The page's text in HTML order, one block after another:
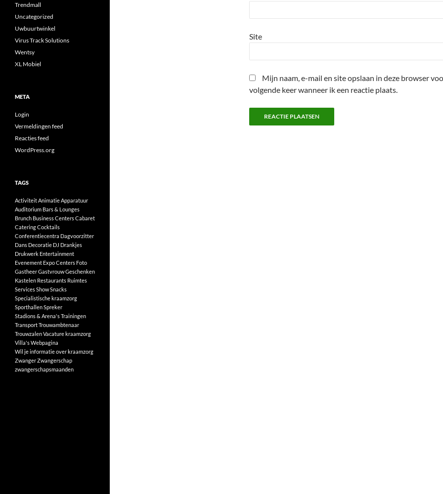
Site
Mijn naam, e-mail en site opslaan in deze browser
volgende keer wanneer ik een reactie plaats.
Trendmall
Uncategorized
Uwbuurtwinkel
Virus Track Solutions
Wentsy
XL Mobiel
META
Login
Vermeldingen feed
Reacties feed
WordPress.org
TAGS
ActiviteitAnimatieApparatuur
Auditorium Bars & Lounges
Brunch Business CentersCabaret
CateringCocktails
Conferentiecentra Dagvoorzitter
Dans Decoratie DJ Drankjes
Drukwerk Entertainment
Evenement Expo Centers Foto
GastheerGastvrouwGeschenken
Kastelen Restaurants Ruimtes
ServicesShowSnacks
Specialistische kraamzorg
SporthallenSpreker
Stadions & Arena'sTrainingen
TransportTrouwambtenaar
TrouwzalenVacature kraamzorg
Villa'sWebpagina
Wil je informatie over kraamzorg
ZwangerZwangerschap
zwangerschapsmaanden